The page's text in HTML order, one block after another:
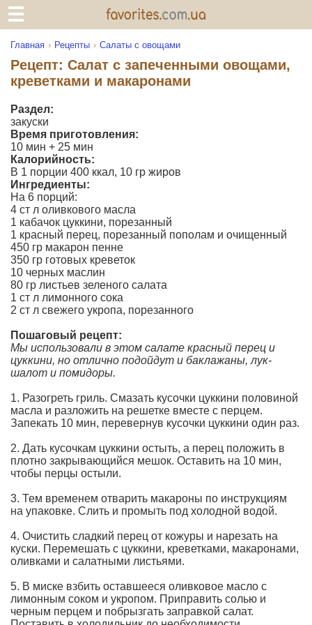
Главная Рецепты Салаты с овощами
Рецепт: Салат с запеченными овощами,
креветками и макаронами
Раздел:
закуски
Время приготовления:
10 мин + 25 мин
Калорийность:
В 1 порции 400 ккал, 10 гр жиров
Ингредиенты:
На 6 порций:
4 ст л оливкового масла
1 кабачок цуккини, порезанный
1 красный перец, порезанный пополам и очищенный
450 гр макарон пенне
350 гр готовых креветок
10 черных маслин
80 гр листьев зеленого салата
1 ст л лимонного сока
2 ст л свежего укропа, порезанного
Пошаговый рецепт:
Мы использовали в этом салате красный перец и
цуккини, но отлично подойдут и баклажаны, лук-
шалот и помидоры.
1. Разогреть гриль. Смазать кусочки цуккини половиной
масла и разложить на решетке вместе с перцем.
Запекать 10 мин, перевернув кусочки цуккини один раз.
2. Дать кусочкам цуккини остыть, а перец положить в
плотно закрывающийся мешок. Оставить на 10 мин,
чтобы перцы остыли.
3. Тем временем отварить макароны по инструкциям
на упаковке. Слить и промыть под холодной водой.
4. Очистить сладкий перец от кожуры и нарезать на
куски. Перемешать с цуккини, креветками, макаронами,
оливками и салатными листьями.
5. В миске взбить оставшееся оливковое масло с
лимонным соком и укропом. Приправить солью и
черным перцем и побрызгать заправкой салат.